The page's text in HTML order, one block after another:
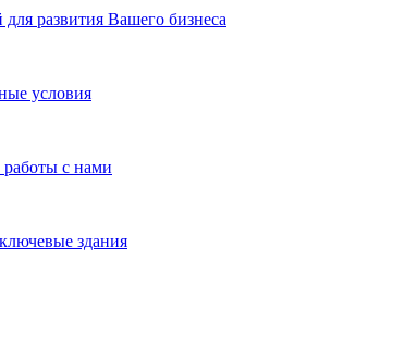
развития Вашего бизнеса
условия
с нами
здания